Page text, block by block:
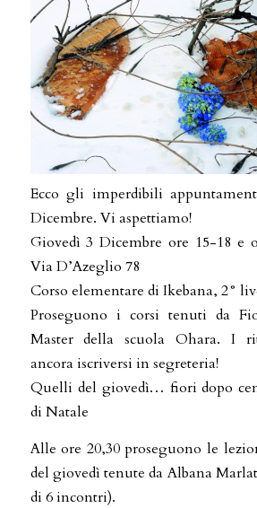
Ecco gli imperdibili
Dicembre. Vi aspettiamo!
Giovedì 3 Dicembre ore 15-18 e
Via D’Azeglio 78
Corso elementare di Ikebana, 2°
Proseguono i corsi tenuti da
Master della scuola Ohara. I
ancora iscriversi in segreteria!
Quelli del giovedì… fiori dopo
di Natale
Alle ore 20,30 proseguono le
del giovedì tenute da Albana
di 6 incontri).